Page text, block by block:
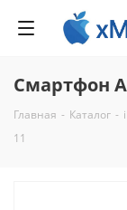
Смартфон
Главная - Каталог -
11